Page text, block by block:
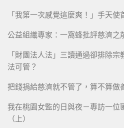
「我第一次感覺這麼爽！」手天
公益組織專家：一窩蜂批評慈濟之
「財團法人法」三讀通過卻排除
法可管？
把錢捐給慈濟就不管了，算不算做
我在桃園女監的日與夜－專訪一位
（上）